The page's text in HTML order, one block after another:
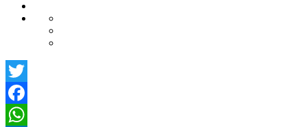
Twitter
Facebook